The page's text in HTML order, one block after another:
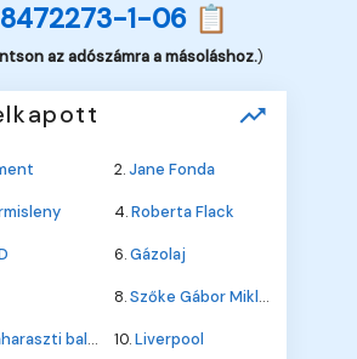
1-06 📋
az adószámra a másoláshoz.)
2.Jane Fonda
4.Roberta Flack
6.Gázolaj
8.Szőke Gábor Miklós
baleset 10.Liverpool